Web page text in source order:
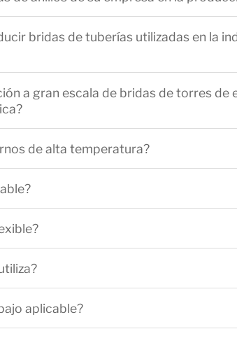
bridas de tuberías utilizadas en la
a gran escala de bridas de torres de
de alta temperatura?
aplicable?